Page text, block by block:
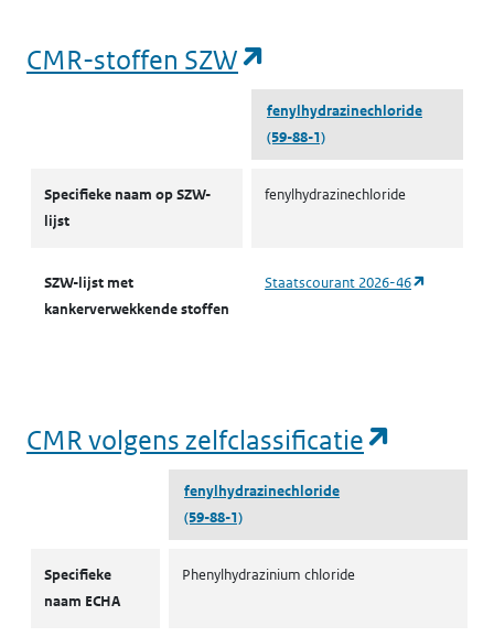
CMR-stoffen SZW
fenylhydrazinechloride
(59-88-1)
Specifieke naam op SZW-
lijst
fenylhydrazinechloride
SZW-lijst met
kankerverwekkende stoffen
Staatscourant 2026-46
CMR volgens zelfclassificatie
fenylhydrazinechloride
(59-88-1)
Specifieke
naam ECHA
Phenylhydrazinium chloride